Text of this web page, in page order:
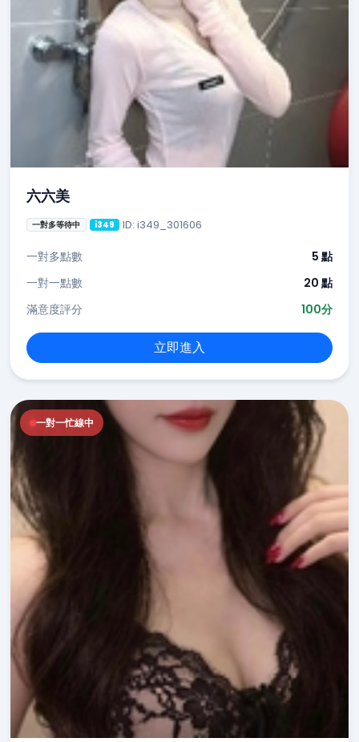
六六美
一對多等待中 i349 ID: i349_301606
一對多點數
5 點
一對一點數
20 點
滿意度評分
100分
立即進入
一對一忙線中